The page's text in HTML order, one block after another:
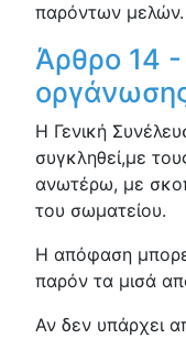
παρόντων μελών.
Άρθρο 14 -
Η Γενική
συγκληθεί,με
ανωτέρω, με
του σωματείου.
Η απόφαση
παρόν τα μισά
Αν δεν υπάρχει